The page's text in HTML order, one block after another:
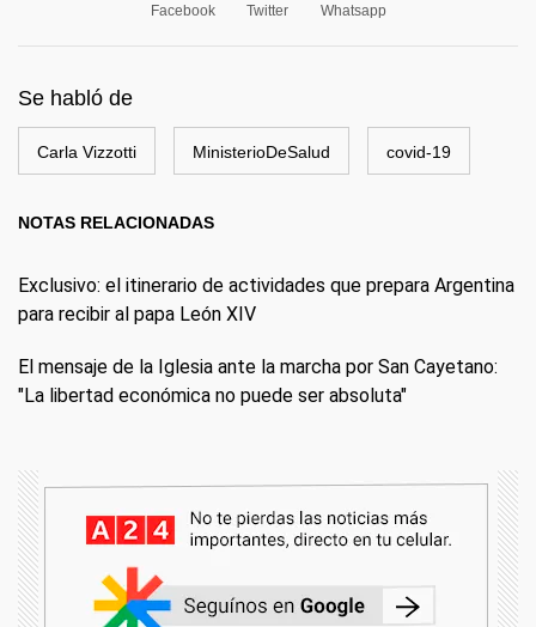
Facebook Twitter Whatsapp
Se habló de
Carla Vizzotti MinisterioDeSalud covid-19
NOTAS RELACIONADAS
Exclusivo: el itinerario de actividades que prepara Argentina
para recibir al papa León XIV
El mensaje de la Iglesia ante la marcha por San Cayetano:
"La libertad económica no puede ser absoluta"